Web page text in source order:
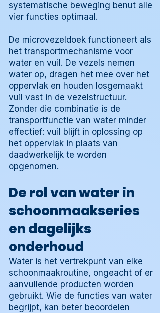
systematische beweging benut alle
vier functies optimaal.
De microvezeldoek functioneert als
het transportmechanisme voor
water en vuil. De vezels nemen
water op, dragen het mee over het
oppervlak en houden losgemaakt
vuil vast in de vezelstructuur.
Zonder die combinatie is de
transportfunctie van water minder
effectief: vuil blijft in oplossing op
het oppervlak in plaats van
daadwerkelijk te worden
opgenomen.
De rol van water in
schoonmaakseries
en dagelijks
onderhoud
Water is het vertrekpunt van elke
schoonmaakroutine, ongeacht of er
aanvullende producten worden
gebruikt. Wie de functies van water
begrijpt, kan beter beoordelen